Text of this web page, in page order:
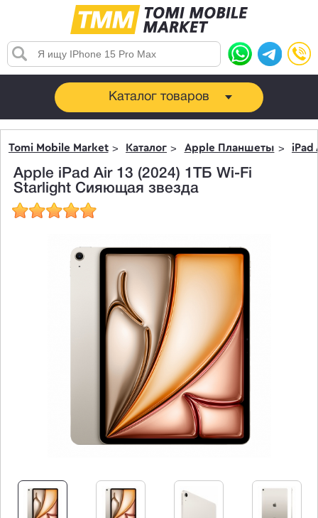
Каталог товаров
Tomi Mobile Market Каталог Apple Планшеты iPad
Apple iPad Air 13 (2024) 1ТБ Wi-Fi
Starlight Сияющая звезда